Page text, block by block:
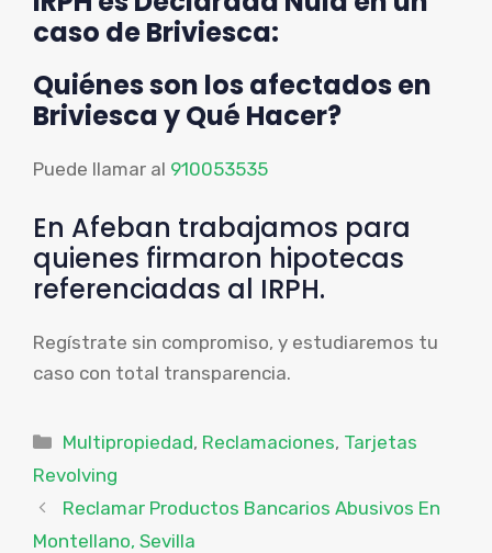
caso de Briviesca:
Quiénes son los afectados en
Briviesca y Qué Hacer?
Puede llamar al 910053535
En Afeban trabajamos para
quienes firmaron hipotecas
referenciadas al IRPH.
Regístrate sin compromiso, y estudiaremos tu
caso con total transparencia.
Categorías
Multipropiedad, Reclamaciones, Tarjetas
Revolving
Reclamar Productos Bancarios Abusivos En
Montellano, Sevilla